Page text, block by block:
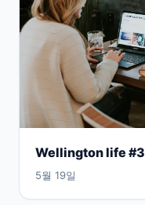
Wellington life #3
5월 19일